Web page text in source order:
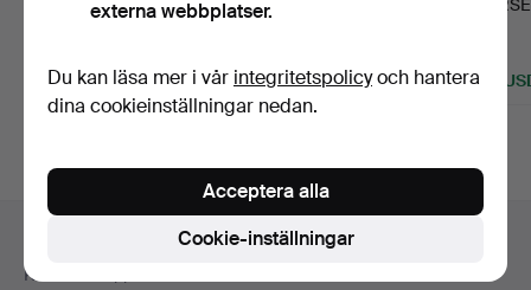
(TURKISK)
273 USD
Utvalt
LIMITED EDITION
81 USD 135
Sidfotsnavigation
Kontakta support
externa webbplatser.
Du kan läsa mer i vår integritetspolicyoch hantera
dina cookieinställningar nedan.
Cookie-inställningar
Acceptera alla